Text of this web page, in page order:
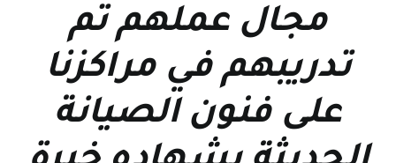
مجال عملهم تم
تدريبهم في مراكزنا
على فنون الصيانة